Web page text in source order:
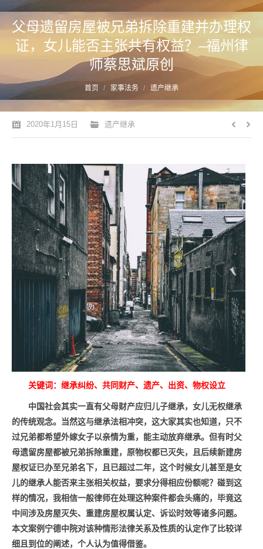
父母遗留房屋被兄弟拆除重建并办理权
证，女儿能否主张共有权益？–福州律
师蔡思斌原创
您的位置： 首页 家事法务 遗产继承
2020年1月15日 遗产继承
关键词：继承纠纷、共同财产、遗产、出资、物权设立
中国社会其实一直有父母财产应归儿子继承，女儿无权继承
的传统观念。当然这与继承法相冲突，这大家其实也知道，只不
过兄弟都希望外嫁女子以亲情为重，能主动放弃继承。但有时父
母遗留房屋都被兄弟拆除重建，原物权都已灭失，且后续新建房
屋权证已办至兄弟名下，且已超过二年，这个时候女儿甚至是女
儿的继承人能否来主张相关权益，要求分得相应份额呢？碰到这
样的情况，我相信一般律师在处理这种案件都会头痛的，毕竟这
中间涉及房屋灭失、重建房屋权属认定、诉讼时效等诸多问题。
本文案例宁德中院对该种情形法律关系及性质的认定作了比较详
细且到位的阐述，个人认为值得借鉴。